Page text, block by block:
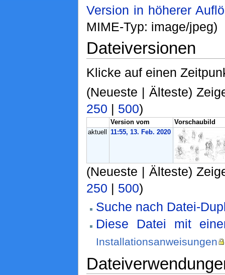
Version in höherer
MIME-Typ: image/jpeg)
Dateiversionen
Klicke auf einen
(Neueste | Älteste)
250 | 500)
Version vom
Vorschaubild
aktuell
11:55, 13. Feb. 2020
(Neueste | Älteste)
250 | 500)
Suche nach Datei-
Diese Datei mit
Installationsanweisungen